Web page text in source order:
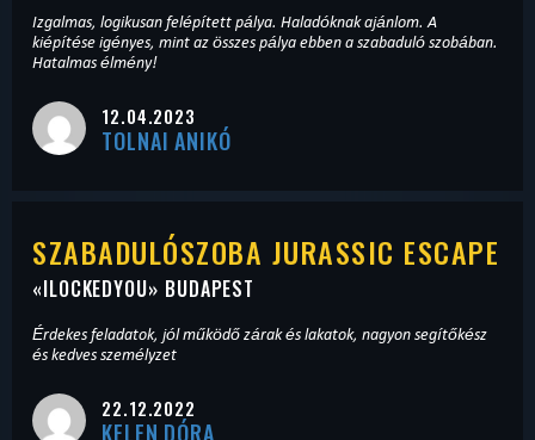
Izgalmas, logikusan felépített pálya. Haladóknak ajánlom. A
kiépítése igényes, mint az összes pálya ebben a szabaduló szobában.
Hatalmas élmény!
12.04.2023
TOLNAI ANIKÓ
SZABADULÓSZOBA JURASSIC ESCAPE
«ILOCKEDYOU» BUDAPEST
Érdekes feladatok, jól működő zárak és lakatok, nagyon segítőkész
és kedves személyzet
22.12.2022
KELEN DÓRA